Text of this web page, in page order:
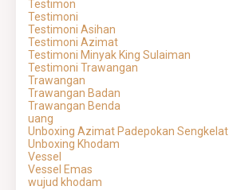
Testimon
Testimoni
Testimoni Asihan
Testimoni Azimat
Testimoni Minyak King Sulaiman
Testimoni Trawangan
Trawangan
Trawangan Badan
Trawangan Benda
uang
Unboxing Azimat Padepokan Sengkelat
Unboxing Khodam
Vessel
Vessel Emas
wujud khodam